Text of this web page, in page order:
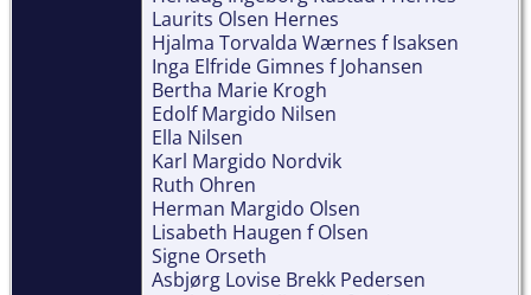
Laurits Olsen Hernes
Hjalma Torvalda Wærnes f Isaksen
Inga Elfride Gimnes f Johansen
Bertha Marie Krogh
Edolf Margido Nilsen
Ella Nilsen
Karl Margido Nordvik
Ruth Ohren
Herman Margido Olsen
Lisabeth Haugen f Olsen
Signe Orseth
Asbjørg Lovise Brekk Pedersen